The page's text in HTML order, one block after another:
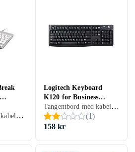
Tangentbord med kabel, Ergonomiska tangentbord, Scissor switch , PC, Mac, Ergonomiskt
Logitech Keyboard
K120 for Business
(Nordisk)
Tangentbord med kabel, Ergonomiska tangentbord, Nordisk, PC, Mac, Surfplattor, Standard
(1)
158 kr